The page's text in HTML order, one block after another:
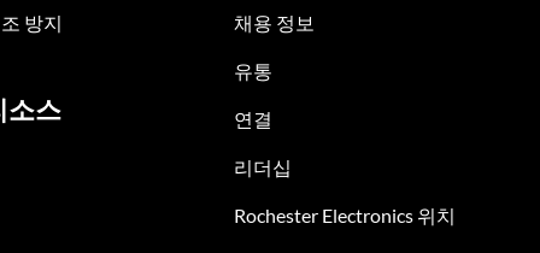
방지
소스
채용 정보
유통
연결
리더십
Rochester Electronics 위치